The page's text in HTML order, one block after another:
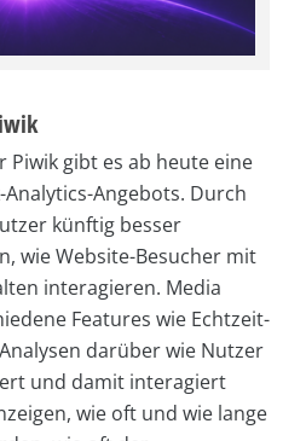
Piwik gibt es ab heute eine
Angebots. Durch
künftig besser
wie Website-Besucher mit
interagieren. Media
Features wie Echtzeit-
darüber wie Nutzer
und damit interagiert
wie oft und wie lange